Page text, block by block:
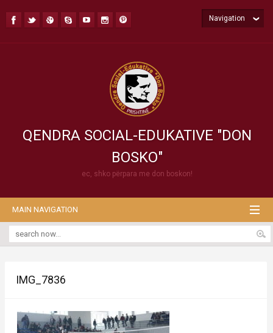
QENDRA SOCIAL-EDUKATIVE "DON
BOSKO"
ec, shko përpara me don boskon!
Navigation
MAIN NAVIGATION
IMG_7836